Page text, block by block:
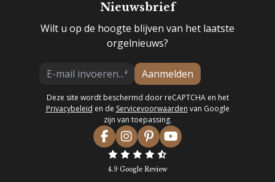
Nieuwsbrief
Wilt u op de hoogte blijven van het laatste
orgelnieuws?
Aanmelden
Deze site wordt beschermd door reCAPTCHA en het
Privacybeleid en de Servicevoorwaarden van Google
zijn van toepassing.
4.9 Google Review